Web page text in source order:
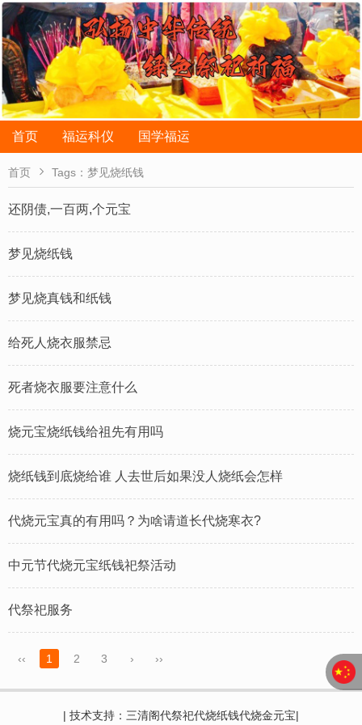
首页 福运科仪 国学福运
首页  Tags：梦见烧纸钱
还阴债,一百两,个元宝
梦见烧纸钱
梦见烧真钱和纸钱
给死人烧衣服禁忌
死者烧衣服要注意什么
烧元宝烧纸钱给祖先有用吗
烧纸钱到底烧给谁 人去世后如果没人烧纸会怎样
代烧元宝真的有用吗？为啥请道长代烧寒衣?
中元节代烧元宝纸钱祀祭‬活动
代祭祀服务
‹‹ 1 2 3 › ››
| 技术支持：三清阁代祭祀代烧纸钱代烧金元宝|